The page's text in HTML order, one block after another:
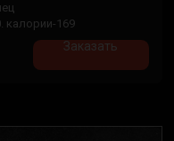
калории-169
Заказать